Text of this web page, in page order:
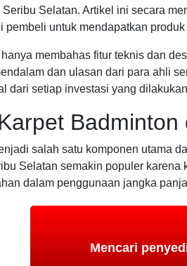
Selatan. Artikel ini secara
pembeli untuk mendapatkan
membahas fitur teknis dan
dan ulasan dari para ahli
dari setiap investasi yang
salah satu komponen utama
Selatan semakin populer
dalam penggunaan jangka
Mencari